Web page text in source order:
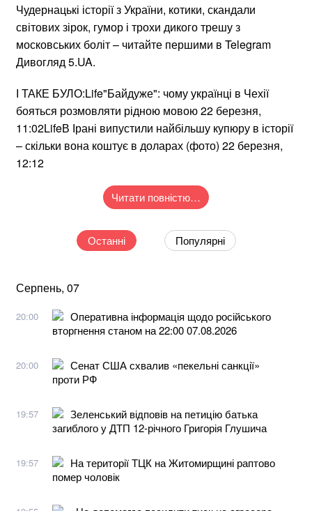
Чудернацькі історії з України, котики, скандали
світових зірок, гумор і трохи дикого трешу з
московських боліт – читайте першими в Telegram
Дивогляд 5.UA.
І ТАКЕ БУЛО:Life"Байдуже": чому українці в Чехії
бояться розмовляти рідною мовою 22 березня,
11:02LifeВ Ірані випустили найбільшу купюру в історії
– скільки вона коштує в доларах (фото) 22 березня,
12:12
Читати повністю…
Останні Популярні
Серпень, 07
20:00
Оперативна інформація щодо російського
вторгнення станом на 22:00 07.08.2026
20:00
Сенат США схвалив «пекельні санкції»
проти РФ
19:57
Зеленський відповів на петицію батька
загиблого у ДТП 12-річного Григорія Глушича
19:57
На території ТЦК на Житомирщині раптово
помер чоловік